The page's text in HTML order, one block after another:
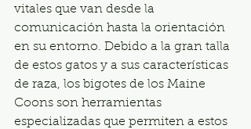
vitales que van desde la
comunicación hasta la orientación
en su entorno. Debido a la gran talla
de estos gatos y a sus características
de raza, los bigotes de los Maine
Coons son herramientas
especializadas que permiten a estos